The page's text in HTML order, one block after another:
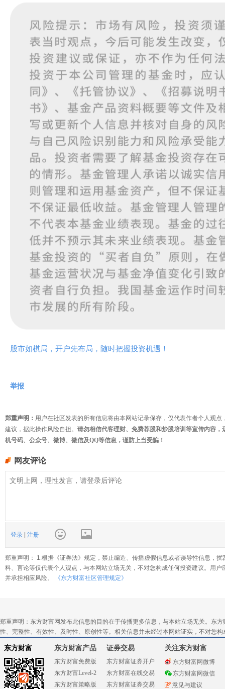
股市如棋局，开户先布局，随时把握投资机遇！
举报
郑重声明： 用户在社区发表的所有信息将由本网站记录保存，仅代表作者个人观
建议，据此操作风险自担。 请勿相信代客理财、免费荐股和炒股培训等宣传内容
机号码、公众号、微博、微信及QQ等信息，谨防上当受骗！
网友评论
登录 | 注册
郑重声明： 1.根据《证券法》规定，禁止编造、传播虚假信息或者误导性信息，
料、言论等仅代表个人观点，与本网站立场无关，不对您构成任何投资建议。用
并承担相应风险。
《东方财富社区管理规定》
郑重声明：东方财富网发布此信息的目的在于传播更多信息，与本站立场无关。东
性、完整性、有效性、及时性、原创性等。相关信息并未经过本网站证实，不对您
东方财富 东方财富产品
东方财富免费版
东方财富Level-2
东方财富策略版
证券交易
东方财富证券开户
东方财富在线交易
东方财富证券交易
关注东方财富
东方财富网微博
东方财富网微信
意见与建议